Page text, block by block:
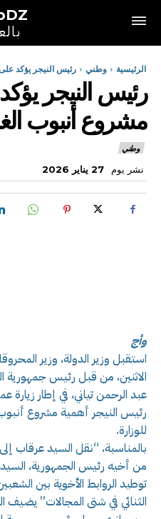
الرئيسية وطني رئيس النيجر يؤكد
رئيس النيجر
مشروع أنبوب
وطني
نشر يوم 27 يناير 2026
وأج
استقبل وزير الدولة، وزير
الاثنين، من قبل رئيس جمهورية
عبد الرحمن تياني، في إطار زيارة
رئيس النيجر أهمية مشروع أنبوب
للوزارة.
بالمناسبة، “نقل السيد عرقاب
من أخيه رئيس الجمهورية،
توطيد الروابط الأخوية بين
الثنائي في شتى المجالات” يضيف